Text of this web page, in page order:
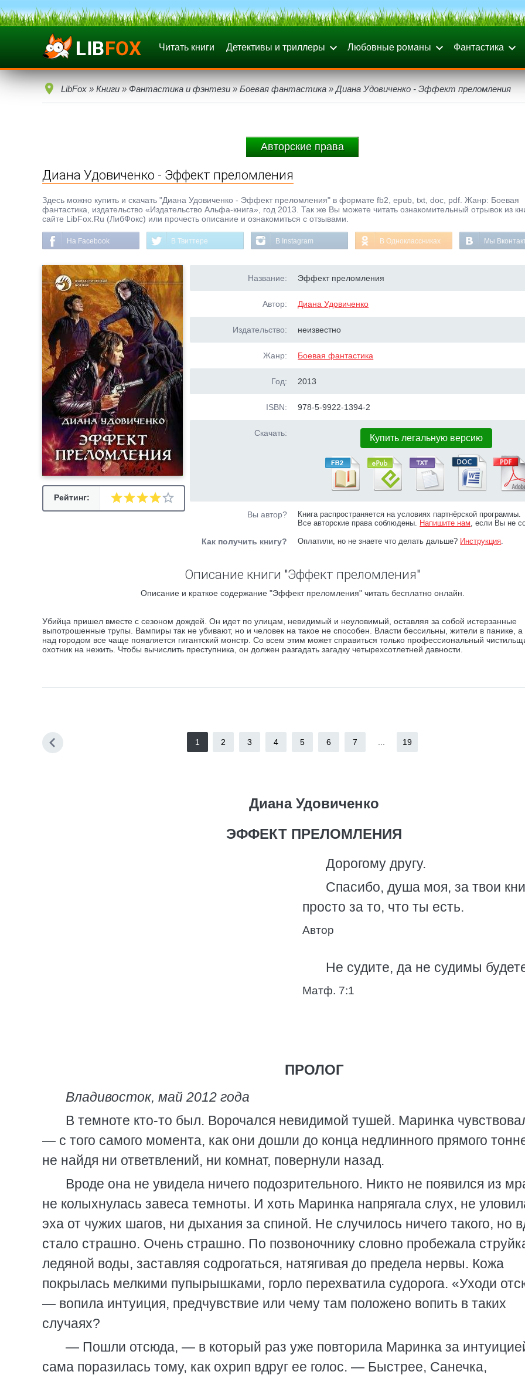
Читать книги Детективы и триллеры Любовные романы Фантастика
LibFox » Книги » Фантастика и фэнтези » Боевая фантастика » Диана Удовиченко - Эффект преломления
Авторские права
Диана Удовиченко - Эффект преломления
Здесь можно купить и скачать "Диана Удовиченко - Эффект преломления" в формате fb2, epub, txt, doc, pdf. Жанр: Боевая
фантастика, издательство «Издательство Альфа-книга», год 2013. Так же Вы можете читать ознакомительный отрывок из
сайте LibFox.Ru (ЛибФокс) или прочесть описание и ознакомиться с отзывами.
На Facebook В Твиттере В Instagram В Одноклассниках Мы
Рейтинг:
Название: Эффект преломления
Автор: Диана Удовиченко
Издательство: неизвестно
Жанр: Боевая фантастика
Год: 2013
ISBN: 978-5-9922-1394-2
Скачать: Купить легальную версию
Вы автор?
Книга распространяется на условиях партнёрской программы.
Все авторские права соблюдены. Напишите нам, если Вы не
Как получить книгу? Оплатили, но не знаете что делать дальше? Инструкция.
Описание книги "Эффект преломления"
Описание и краткое содержание "Эффект преломления" читать бесплатно онлайн.
Убийца пришел вместе с сезоном дождей. Он идет по улицам, невидимый и неуловимый, оставляя за собой истерзанные
выпотрошенные трупы. Вампиры так не убивают, но и человек на такое не способен. Власти бессильны, жители в панике, а
над городом все чаще появляется гигантский монстр. Со всем этим может справиться только профессиональный
охотник на нежить. Чтобы вычислить преступника, он должен разгадать загадку четырехсотлетней давности.
1 2 3 4 5 6 7 19
Диана Удовиченко
ЭФФЕКТ ПРЕЛОМЛЕНИЯ
Дорогому другу.
Спасибо, душа моя, за твои
просто за то, что ты есть.
Автор
Не судите, да не судимы
Матф. 7:1
ПРОЛОГ
Владивосток, май 2012 года
В темноте кто-то был. Ворочался невидимой тушей. Маринка
— с того самого момента, как они дошли до конца недлинного прямого
не найдя ни ответвлений, ни комнат, повернули назад.
Вроде она не увидела ничего подозрительного. Никто не появился из
не колыхнулась завеса темноты. И хоть Маринка напрягала слух, не
эха от чужих шагов, ни дыхания за спиной. Не случилось ничего такого, но
стало страшно. Очень страшно. По позвоночнику словно пробежала
ледяной воды, заставляя содрогаться, натягивая до предела нервы. Кожа
покрылась мелкими пупырышками, горло перехватила судорога. «Уходи
— вопила интуиция, предчувствие или чему там положено вопить в таких
случаях?
— Пошли отсюда, — в который раз уже повторила Маринка за
сама поразилась тому, как охрип вдруг ее голос. — Быстрее, Санечка,